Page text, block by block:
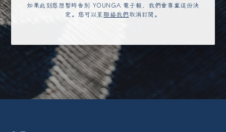
如果此刻您想暫時告別 YOUNGA 電子報，我們會尊重這份決
定。您可以至聯絡我們取消訂閱。